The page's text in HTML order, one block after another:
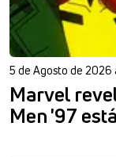
5 de Agosto de 2026
Marvel
Men '97